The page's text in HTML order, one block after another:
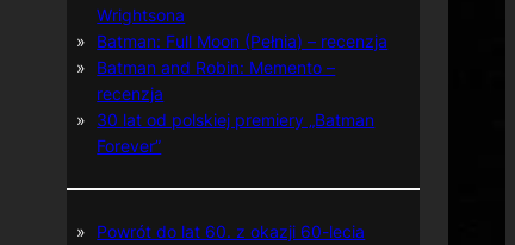
Wrightsona
Batman: Full Moon (Pełnia) – recenzja
Batman and Robin: Memento –
recenzja
30 lat od polskiej premiery „Batman
Forever”
Powrót do lat 60. z okazji 60-lecia